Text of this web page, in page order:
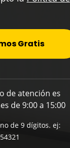
Gratis
de atención es
de 9:00 a 15:00
de 9 dígitos. ej: